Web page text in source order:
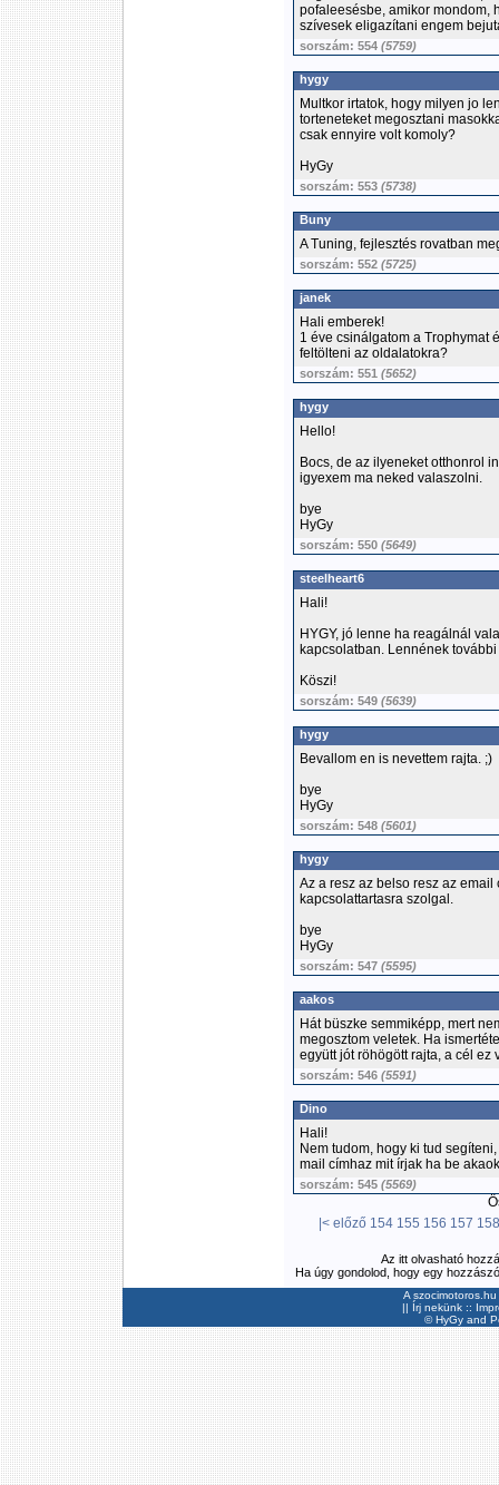
pofaleesésbe, amikor mondom,
szívesek eligazítani engem
sorszám: 554 (5759)
hygy
Multkor irtatok, hogy milyen jo
torteneteket megosztani
csak ennyire volt komoly?
HyGy
sorszám: 553 (5738)
Buny
A Tuning, fejlesztés rovatban
sorszám: 552 (5725)
janek
Hali emberek!
1 éve csinálgatom a Trophymat
feltölteni az oldalatokra?
sorszám: 551 (5652)
hygy
Hello!
Bocs, de az ilyeneket otthonrol
igyexem ma neked valaszolni.
bye
HyGy
sorszám: 550 (5649)
steelheart6
Hali!
HYGY, jó lenne ha reagálnál
kapcsolatban. Lennének
Köszi!
sorszám: 549 (5639)
hygy
Bevallom en is nevettem rajta. ;)
bye
HyGy
sorszám: 548 (5601)
hygy
Az a resz az belso resz az
kapcsolattartasra szolgal.
bye
HyGy
sorszám: 547 (5595)
aakos
Hát büszke semmiképp, mert
megosztom veletek. Ha
együtt jót röhögött rajta, a cél ez
sorszám: 546 (5591)
Dino
Hali!
Nem tudom, hogy ki tud
mail címhaz mit írjak ha be
sorszám: 545 (5569)
|< előző 154 155 156 157 158
Az itt olvasható
Ha úgy gondolod, hogy egy
A
|| Írj nekünk ::
©HyGyand